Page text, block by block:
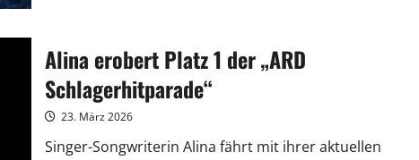
Vox
präsentiert
Rangliste
Alina erobert Platz 1 der „ARD
Schlagerhitparade“
23. März 2026
Singer-Songwriterin Alina fährt mit ihrer aktuellen